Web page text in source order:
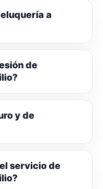
a
de
y de
servicio de